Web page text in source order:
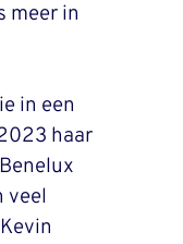
meer in
in een
haar
veel